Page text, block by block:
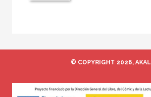
© COPYRIGHT 2026, AKAL